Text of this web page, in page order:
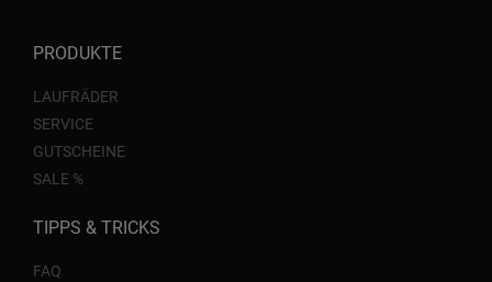
PRODUKTE
LAUFRÄDER
SERVICE
GUTSCHEINE
SALE %
TIPPS & TRICKS
FAQ